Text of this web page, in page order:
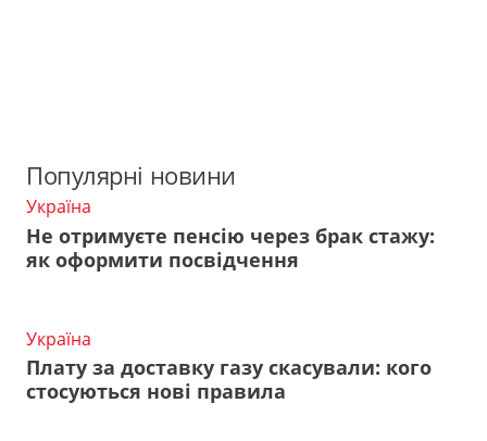
Популярні новини
Україна
Не отримуєте пенсію через брак стажу:
як оформити посвідчення
Україна
Плату за доставку газу скасували: кого
стосуються нові правила